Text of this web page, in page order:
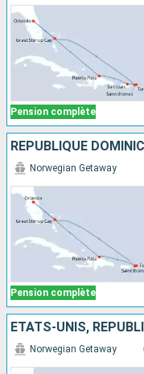
Pension complète
Pension complète
Norwegian Getaway
Norwegian Getaway